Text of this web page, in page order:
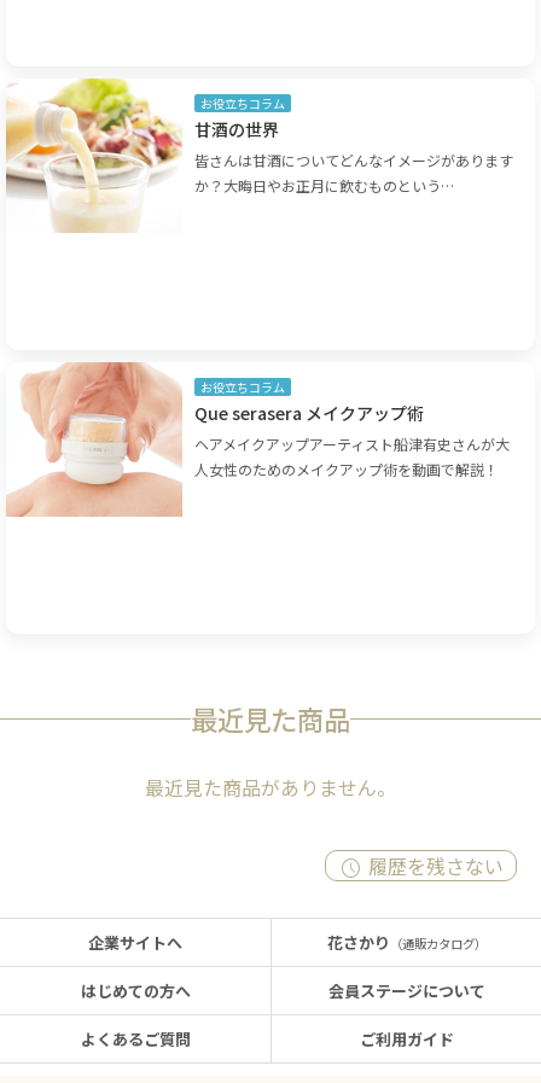
お役立ちコラム
甘酒の世界
皆さんは甘酒についてどんなイメージがあります
か？大晦日やお正月に飲むものという…
お役立ちコラム
Que serasera メイクアップ術
ヘアメイクアップアーティスト船津有史さんが大
人女性のためのメイクアップ術を動画で解説！
最近見た商品
最近見た商品がありません。
履歴を残さない
企業サイトへ
はじめての方へ
よくあるご質問
花さかり （通販カタログ）
会員ステージについて
ご利用ガイド